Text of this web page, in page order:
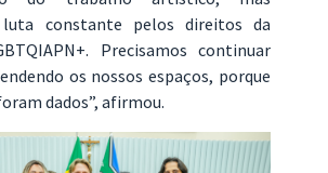
constante pelos direitos da
Precisamos continuar
os nossos espaços, porque
dados”, afirmou.